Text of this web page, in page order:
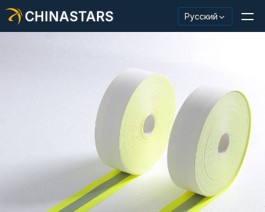
CHINASTARS Русский
Светоотражающий материал/лента
Модная светоотражающая ткань
Защитная одежда
Светящийся в темноте материал
Промышленная отделка для мытья